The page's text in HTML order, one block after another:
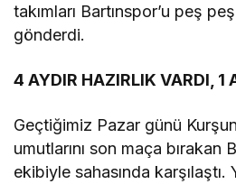
takımları Bartınspor’u peş
gönderdi.
4 AYDIR HAZIRLIK VARDI, 1
Geçtiğimiz Pazar günü
umutlarını son maça bırakan
ekibiyle sahasında